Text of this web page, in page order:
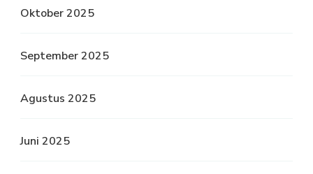
Oktober 2025
September 2025
Agustus 2025
Juni 2025